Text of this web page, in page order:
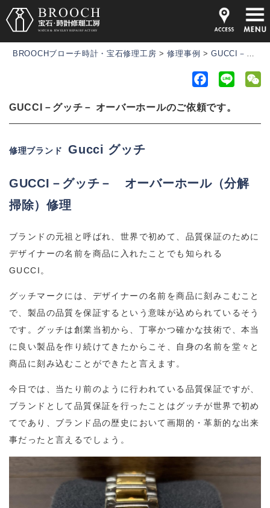
BROOCHブローチ時計・宝石修理工房 >修理事例 >GUCCI－グッチ－ オーバーホールのご依頼です。
c
e
k
e
GUCCI－グッチ－ オーバーホールのご依頼です。
修理ブランド Gucci グッチ
GUCCI－グッチ－
オーバーホール（分解
掃除）修理
ブランドの元祖と呼ばれ、世界で初めて、品質保証のために
デザイナーの名前を商品に入れたことでも知られる
GUCCI。
グッチマークには、 デザイナーの名前を商品に刻みこむこと
で、製品の品質を保証するという意味が込められているそう
です。グッチは創業当初から、丁寧かつ確かな技術で、本当
に良い製品を作り続けてきたからこそ、自身の名前を堂々と
商品に刻み込むことができたと言えます。
今日では、当たり前のように行われている品質保証ですが、
ブランドとして品質保証を行ったことはグッチが世界で初め
てであり、ブランド品の歴史において画期的・革新的な出来
事だったと言えるでしょう。